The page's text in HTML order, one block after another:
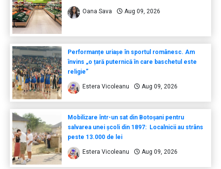
Oana Sava Aug 09, 2026
Performanțe uriașe în sportul românesc. Am
învins „o țară puternică în care baschetul este
religie”
Estera Vicoleanu Aug 09, 2026
Mobilizare într-un sat din Botoșani pentru
salvarea unei școli din 1897: Localnicii au strâns
peste 13.000 de lei
Estera Vicoleanu Aug 09, 2026